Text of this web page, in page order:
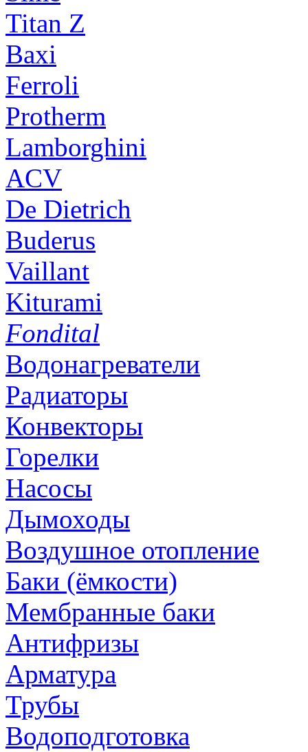
Titan Z
Baxi
Ferroli
Protherm
Lamborghini
ACV
De Dietrich
Buderus
Vaillant
Kiturami
Fondital
Водонагреватели
Радиаторы
Конвекторы
Горелки
Насосы
Дымоходы
Воздушное отопление
Баки (ёмкости)
Мембранные баки
Антифризы
Арматура
Трубы
Водоподготовка